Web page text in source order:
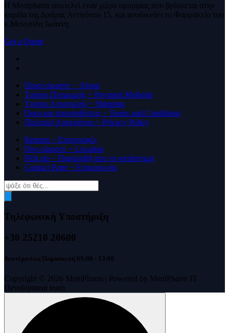
Η Menipharm αποτελεί εναν χώρο ομορφίας που βρίσκεται στην
καρδία της Δράμας Αντιγόνου 15, και αναδικνύει το Φαρμακείο του
κ.Μενεσίδη Ιωάννη
Get a Quote
Ποιοί είμαστε ~ About
Τρόποι Πληρωμής ~ Payment Methods
Τρόποι Αποστολής ~ Shipping
Όροι και προυποθέσεις ~ Terms and Conditions
Πολιτική Απορρήτου ~ Privacy Policy
Returns ~ Επιστροφές
Που είμαστε ~ Location
Pick up ~ Παραλαβή απο το κατάστημα
Contact Page ~ Επικοινωνία
Products
search
Τηλεφωνική Υποστήριξη
+30 25210 20600
Δευτέρα έως Παρασκευή 09:00 - 13:00
Copyright © 2026 MeniPharm | Powered by MeniPharm IT
Development team